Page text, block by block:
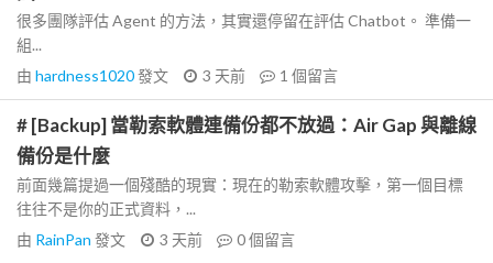
很多團隊評估 Agent 的方法，其實還停留在評估 Chatbot。 準備一
組...
由 hardness1020發文 3 天前 1 個留言
# [Backup] 當勒索軟體連備份都不放過：Air Gap 與離線
備份是什麼
前面幾篇提過一個殘酷的現實：現在的勒索軟體攻擊，第一個目標
往往不是你的正式資料，...
由 RainPan 發文 3 天前 0個留言